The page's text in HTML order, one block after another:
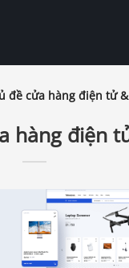
đề cửa hàng điện tử
hàng điện